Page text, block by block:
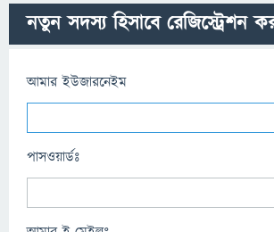
নতুন সদস্য হিসাবে রেজিস্ট্রেশন
আমার ইউজারনেইম
পাসওয়ার্ডঃ